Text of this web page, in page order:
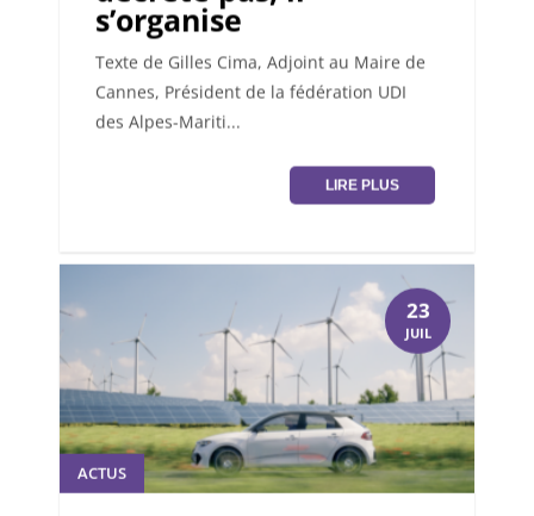
s’organise
Texte de Gilles Cima, Adjoint au Maire de
Cannes, Président de la fédération UDI
des Alpes-Mariti...
LIRE PLUS
23
JUIL
ACTUS